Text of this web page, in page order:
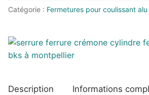
G-
POUR
COULISSANT
Catégorie : Fermetures pour coulissant
Description Informations